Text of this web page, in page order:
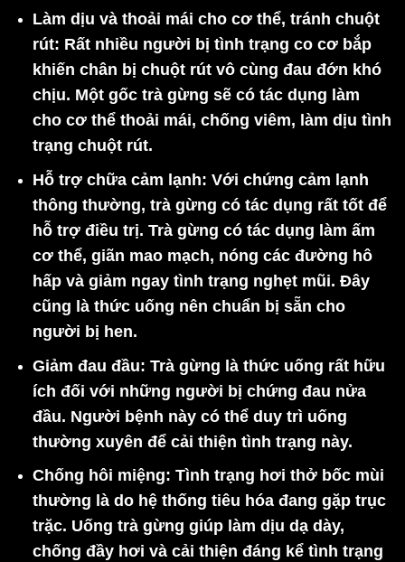
Làm dịu và thoải mái cho cơ thể, tránh chuột
rút: Rất nhiều người bị tình trạng co cơ bắp
khiến chân bị chuột rút vô cùng đau đớn khó
chịu. Một gốc trà gừng sẽ có tác dụng làm
cho cơ thể thoải mái, chống viêm, làm dịu tình
trạng chuột rút.
Hỗ trợ chữa cảm lạnh: Với chứng cảm lạnh
thông thường, trà gừng có tác dụng rất tốt để
hỗ trợ điều trị. Trà gừng có tác dụng làm ấm
cơ thể, giãn mao mạch, nóng các đường hô
hấp và giảm ngay tình trạng nghẹt mũi. Đây
cũng là thức uống nên chuẩn bị sẵn cho
người bị hen.
Giảm đau đầu: Trà gừng là thức uống rất hữu
ích đối với những người bị chứng đau nửa
đầu. Người bệnh này có thể duy trì uống
thường xuyên để cải thiện tình trạng này.
Chống hôi miệng: Tình trạng hơi thở bốc mùi
thường là do hệ thống tiêu hóa đang gặp trục
trặc. Uống trà gừng giúp làm dịu dạ dày,
chống đầy hơi và cải thiện đáng kể tình trạng